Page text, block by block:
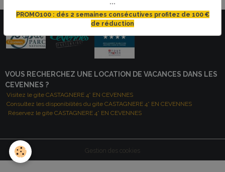
VOUS RECHERCHEZ UNE LOCATION DE VACANCES DANS LES
CEVENNES ?
Visitez le gite CASTAGNERE 4* EN CEVENNES
Consultez les disponibilités du gite CASTAGNERE 4* EN CEVENNES
Réservez le gite CASTAGNERE 4* EN CEVENNES
Gestion des cookies
***
PROMO100 : dés 2 semaines consécutives profitez de 100 €
de réduction